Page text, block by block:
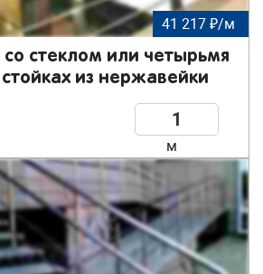
41 217 ₽/м
стеклом или четырьмя
из нержавейки
м